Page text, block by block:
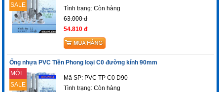
SALE
Tình trạng:Còn hàng
63.000 đ
54.810 đ
Ống nhựa PVC Tiền Phong loại C0 đường kính 90mm
MỚI
SALE
Mã SP: PVC TP C0 D90
Tình trạng:Còn hàng